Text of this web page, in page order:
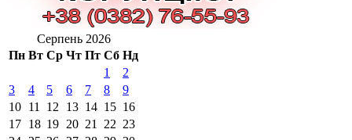
Серпень 2026
Пн Вт Ср Чт Пт Сб Нд
1
2
3
4 5 6 7 8
9
10 11 12 13 14 15 16
17 18 19 20 21 22 23